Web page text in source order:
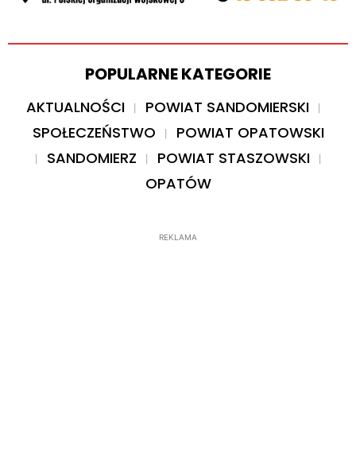
POPULARNE KATEGORIE
AKTUALNOŚCI
POWIAT SANDOMIERSKI
SPOŁECZEŃSTWO
POWIAT OPATOWSKI
SANDOMIERZ
POWIAT STASZOWSKI
OPATÓW
REKLAMA